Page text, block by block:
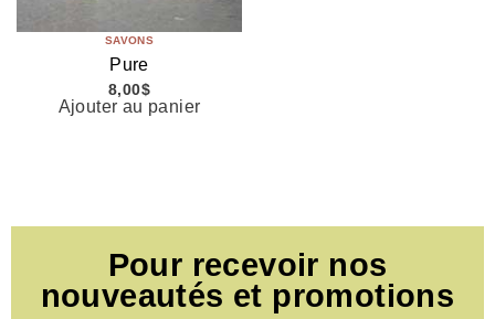
SAVONS
Pure
8,00$
Ajouter au panier
Pour recevoir nos
nouveautés et promotions